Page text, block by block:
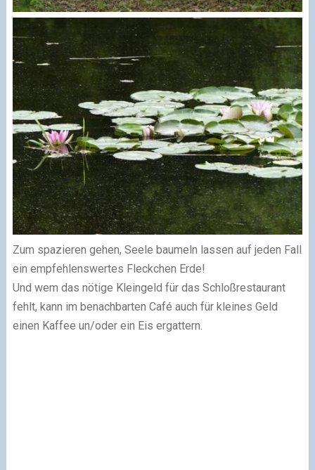
Zum spazieren gehen, Seele baumeln lassen auf jeden Fall
ein empfehlenswertes Fleckchen Erde!
Und wem das nötige Kleingeld für das Schloßrestaurant
fehlt, kann im benachbarten Café auch für kleines Geld
einen Kaffee un/oder ein Eis ergattern.